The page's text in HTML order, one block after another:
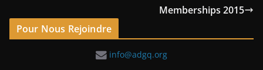
Memberships 2015
Pour Nous Rejoindre
info@adgq.org